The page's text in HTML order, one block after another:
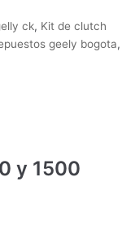
ck, Kit de clutch
geely bogota,
y 1500